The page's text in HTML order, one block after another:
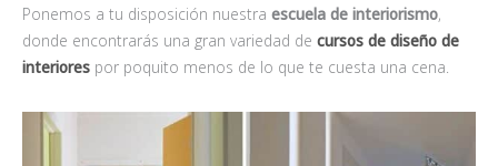
Ponemos a tu disposición nuestra escuela de interiorismo,
donde encontrarás una gran variedad de cursos de diseño de
interiores por poquito menos de lo que te cuesta una cena.